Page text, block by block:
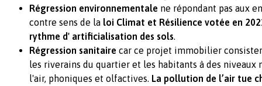
Régression environnementale ne répondant pas aux
contre sens de la loi Climat et Résilience votée en
rythme d' artificialisation des sols.
Régression sanitaire car ce projet immobilier
les riverains du quartier et les habitants à des
l'air, phoniques et olfactives. La pollution de l’air tue